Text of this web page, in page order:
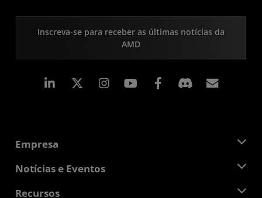
Inscreva-se para receber as últimas notícias da
AMD
Linkedin Instagram Facebook
Empresa
Sobre a AMD
Notícias e Eventos
Sala de Imprensa
Recursos